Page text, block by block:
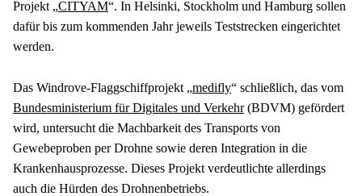
Projekt „CITYAM“. In Helsinki, Stockholm und Hamburg sollen
dafür bis zum kommenden Jahr jeweils Teststrecken eingerichtet
werden.
Das Windrove-Flaggschiffprojekt „medifly
Bundesministerium für Digitales und Verkehr (BDVM) gefördert
wird, untersucht die Machbarkeit des Transports von
Gewebeproben per Drohne sowie deren Integration in die
Krankenhausprozesse. Dieses Projekt verdeutlichte allerdings
auch die Hürden des Drohnenbetriebs.